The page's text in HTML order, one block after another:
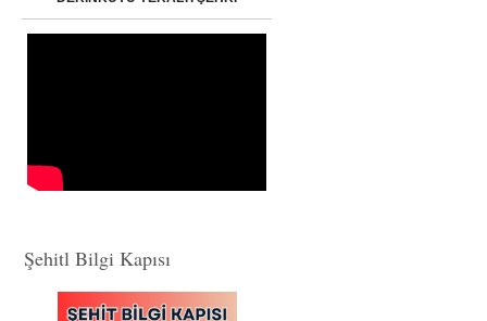
Şehitl Bilgi Kapısı